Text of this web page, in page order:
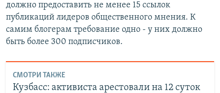
должно предоставить не менее 15 ссылок
публикаций лидеров общественного мнения. К
самим блогерам требование одно - у них должно
быть более 300 подписчиков.
СМОТРИ ТАКЖЕ
Кузбасс: активиста арестовали на 12 суток